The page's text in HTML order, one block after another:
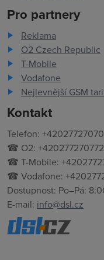
Pro partnery
Reklama
O2 Czech Republic
T-Mobile
Vodafone
Nejlevnější GSM
Kontakt
Telefon:
☎ O2: +420277270772
☎ T-Mobile:
☎ Vodafone:
Dostupnost: Po–Pá:
E-mail: info@dsl.cz